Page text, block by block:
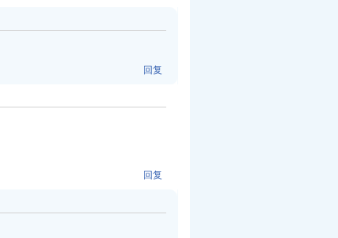
回复
回复